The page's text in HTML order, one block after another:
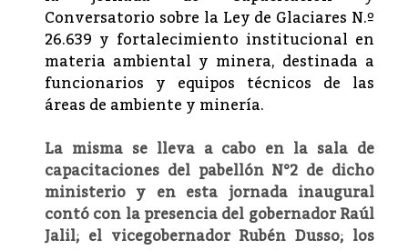
Conversatorio sobre la Ley de Glaciares N.º
26.639 y fortalecimiento institucional en
materia ambiental y minera, destinada a
funcionarios y equipos técnicos de las
áreas de ambiente y minería.
La misma se lleva a cabo en la sala de
capacitaciones del pabellón N°2 de dicho
ministerio y en esta jornada inaugural
contó con la presencia del gobernador Raúl
Jalil; el vicegobernador Rubén Dusso; los